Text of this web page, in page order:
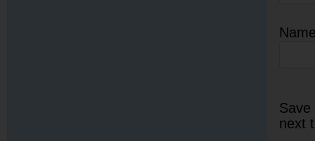
next